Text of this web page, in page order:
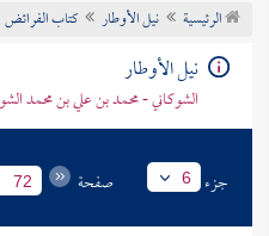
تراجم الأعلام
الرئيسية نيل الأوطار كتاب الفرائض
نيل الأوطار
الشوكاني - محمد بن علي بن محمد
جزء 6 صفحة 72